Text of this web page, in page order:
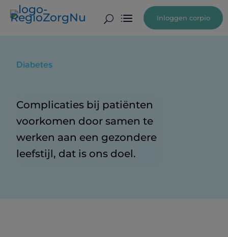
U Inloggen corpio
Diabetes
Complicaties bij patiënten
voorkomen door samen te
werken aan een gezondere
leefstijl, dat is ons doel.